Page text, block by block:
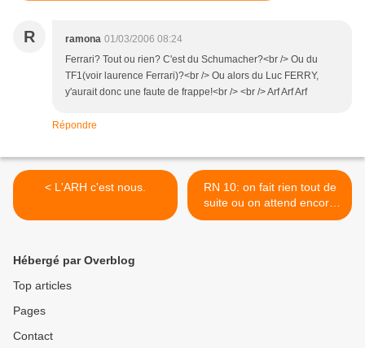
R ramona 01/03/2006 08:24
Ferrari? Tout ou rien? C'est du Schumacher?<br /> Ou du
TF1(voir laurence Ferrari)?<br /> Ou alors du Luc FERRY,
y'aurait donc une faute de frappe!<br /> <br /> Arf Arf Arf
Répondre
< L'ARH c'est nous.
RN 10: on fait rien tout de
suite ou on attend encore
un peu? >
Hébergé par Overblog
Top articles
Pages
Contact